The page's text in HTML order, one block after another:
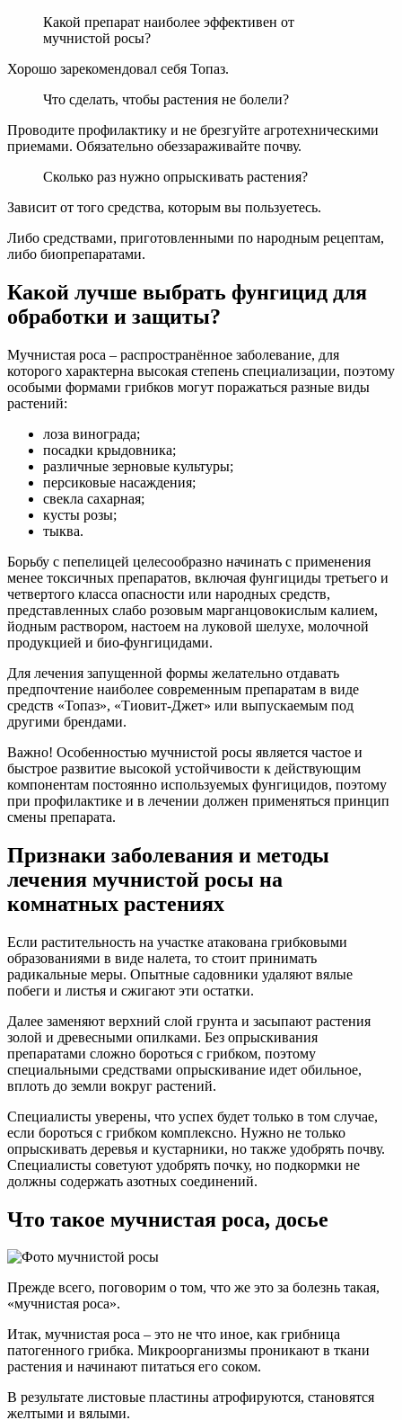
Какой препарат наиболее эффективен от
мучнистой росы?
Хорошо зарекомендовал себя Топаз.
Что сделать, чтобы растения не болели?
Проводите профилактику и не брезгуйте агротехническими
приемами. Обязательно обеззараживайте почву.
Сколько раз нужно опрыскивать растения?
Зависит от того средства, которым вы пользуетесь.
Либо средствами, приготовленными по народным рецептам,
либо биопрепаратами.
Какой лучше выбрать фунгицид для
обработки и защиты?
Мучнистая роса – распространённое заболевание, для
которого характерна высокая степень специализации, поэтому
особыми формами грибков могут поражаться разные виды
растений:
лоза винограда;
посадки крыдовника;
различные зерновые культуры;
персиковые насаждения;
свекла сахарная;
кусты розы;
тыква.
Борьбу с пепелицей целесообразно начинать с применения
менее токсичных препаратов, включая фунгициды третьего и
четвертого класса опасности или народных средств,
представленных слабо розовым марганцовокислым калием,
йодным раствором, настоем на луковой шелухе, молочной
продукцией и био-фунгицидами.
Для лечения запущенной формы желательно отдавать
предпочтение наиболее современным препаратам в виде
средств «Топаз», «Тиовит-Джет» или выпускаемым под
другими брендами.
Важно! Особенностью мучнистой росы является частое и
быстрое развитие высокой устойчивости к действующим
компонентам постоянно используемых фунгицидов, поэтому
при профилактике и в лечении должен применяться принцип
смены препарата.
Признаки заболевания и методы
лечения мучнистой росы на
комнатных растениях
Если растительность на участке атакована грибковыми
образованиями в виде налета, то стоит принимать
радикальные меры. Опытные садовники удаляют вялые
побеги и листья и сжигают эти остатки.
Далее заменяют верхний слой грунта и засыпают растения
золой и древесными опилками. Без опрыскивания
препаратами сложно бороться с грибком, поэтому
специальными средствами опрыскивание идет обильное,
вплоть до земли вокруг растений.
Специалисты уверены, что успех будет только в том случае,
если бороться с грибком комплексно. Нужно не только
опрыскивать деревья и кустарники, но также удобрять почву.
Специалисты советуют удобрять почку, но подкормки не
должны содержать азотных соединений.
Что такое мучнистая роса, досье
Прежде всего, поговорим о том, что же это за болезнь такая,
«мучнистая роса».
Итак, мучнистая роса – это не что иное, как грибница
патогенного грибка. Микроорганизмы проникают в ткани
растения и начинают питаться его соком.
В результате листовые пластины атрофируются, становятся
желтыми и вялыми.